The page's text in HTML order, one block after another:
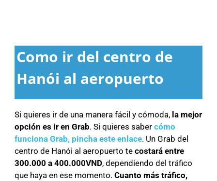
Como ir del centro de
Hanói al aeropuerto
Si quieres ir de una manera fácil y cómoda, la mejor
opción es ir en Grab. Si quieres saber cómo
funciona Grab, pincha este enlace. Un Grab del
centro de Hanói al aeropuerto te costará entre
300.000 a 400.000VND, dependiendo del tráfico
que haya en ese momento. Cuanto más tráfico,